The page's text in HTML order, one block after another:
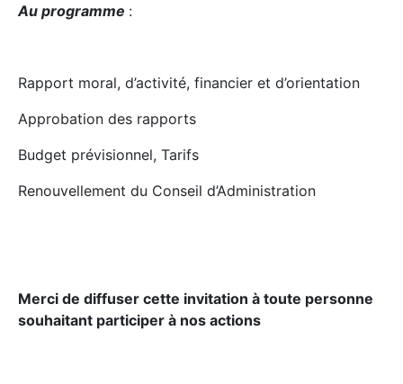
Au programme :
Rapport moral, d’activité, financier et d’orientation
Approbation des rapports
Budget prévisionnel, Tarifs
Renouvellement du Conseil d’Administration
Merci de diffuser cette invitation à toute personne
souhaitant participer à nos actions